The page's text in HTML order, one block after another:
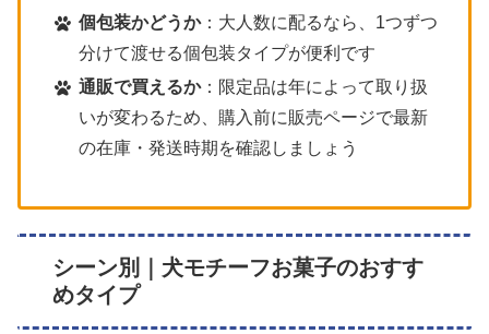
個包装かどうか：大人数に配るなら、1つずつ
分けて渡せる個包装タイプが便利です
通販で買えるか：限定品は年によって取り扱
いが変わるため、購入前に販売ページで最新
の在庫・発送時期を確認しましょう
シーン別｜犬モチーフお菓子のおすす
めタイプ